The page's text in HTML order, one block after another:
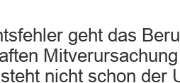
geht das
nicht schon der